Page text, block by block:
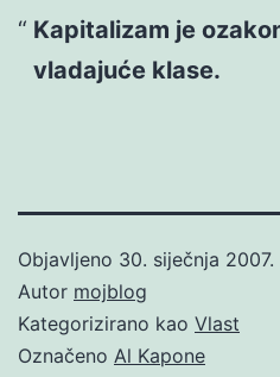
Kapitalizam je
vladajuće klase.
Objavljeno 30. siječnja 2007.
Autor mojblog
Kategorizirano kao Vlast
Označeno Al Kapone